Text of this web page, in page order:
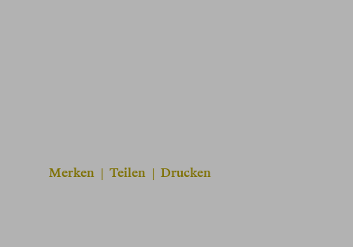
Merken | Teilen | Drucken